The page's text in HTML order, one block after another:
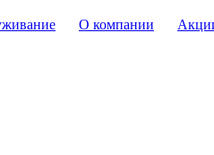
О компании